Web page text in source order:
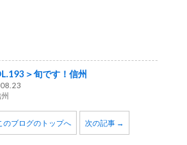
＞旬です！信州
のブログのトップへ 次の記事 →